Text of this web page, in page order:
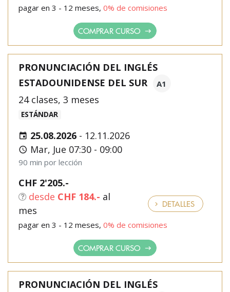
pagar en 3 - 12 meses, 0% de comisiones
COMPRAR CURSO
PRONUNCIACIÓN DEL INGLÉS
ESTADOUNIDENSE DEL SUR
A1
24 clases, 3 meses
ESTÁNDAR
25.08.2026 - 12.11.2026
Mar, Jue 07:30 - 09:00
90 min por lección
CHF 2'205.-
desde CHF 184.- al
mes
pagar en 3 - 12 meses, 0% de comisiones
DETALLES
COMPRAR CURSO
PRONUNCIACIÓN DEL INGLÉS